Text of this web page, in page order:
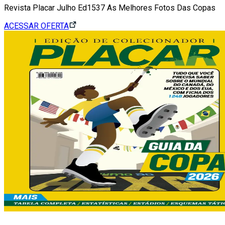
Revista Placar Julho Ed1537 As Melhores Fotos Das Copas
ACESSAR OFERTA